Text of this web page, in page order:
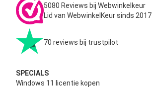
5080 Reviews bij Webwinkelkeur
Lid van WebwinkelKeur sinds 2017
70 reviews bij trustpilot
SPECIALS
Windows 11 licentie kopen